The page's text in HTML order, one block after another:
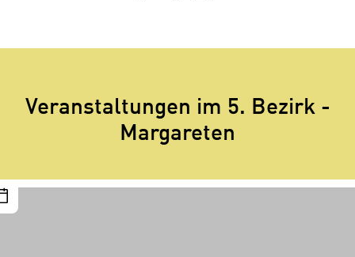
Veranstaltungen im 5. Bezirk -
Margareten